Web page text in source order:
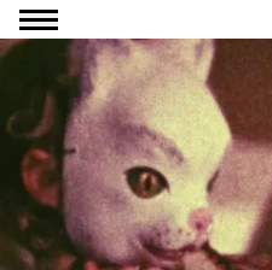
Ga naar